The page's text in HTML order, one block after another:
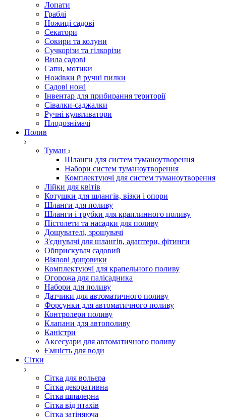
Лопати
Граблі
Ножиці садові
Секатори
Сокири та колуни
Сучкорізи та гілкорізи
Вила садові
Сапи, мотики
Ножівки й ручні пилки
Садові ножі
Інвентар для прибирання території
Сівалки-саджалки
Ручні культиватори
Плодознімачі
Полив
Туман
Шланги для систем туманоутворення
Набори систем туманоутворення
Комплектуючі для систем туманоутворення
Лійки для квітів
Котушки для шлангів, візки і опори
Шланги для поливу
Шланги і трубки для краплинного поливу
Пістолети та насадки для поливу
Дощувателі, зрошувачі
З'єднувачі для шлангів, адаптери, фітинги
Обприскувач садовий
Віялові дощовики
Комплектуючі для крапельного поливу
Огорожа для палісадника
Набори для поливу
Датчики для автоматичного поливу
Форсунки для автоматичного поливу
Контролери поливу
Клапани для автополиву
Каністри
Аксесуари для автоматичного поливу
Ємність для води
Сітки
Сітка для вольєра
Сітка декоративна
Сітка шпалерна
Сітка від птахів
Сітка затіняюча